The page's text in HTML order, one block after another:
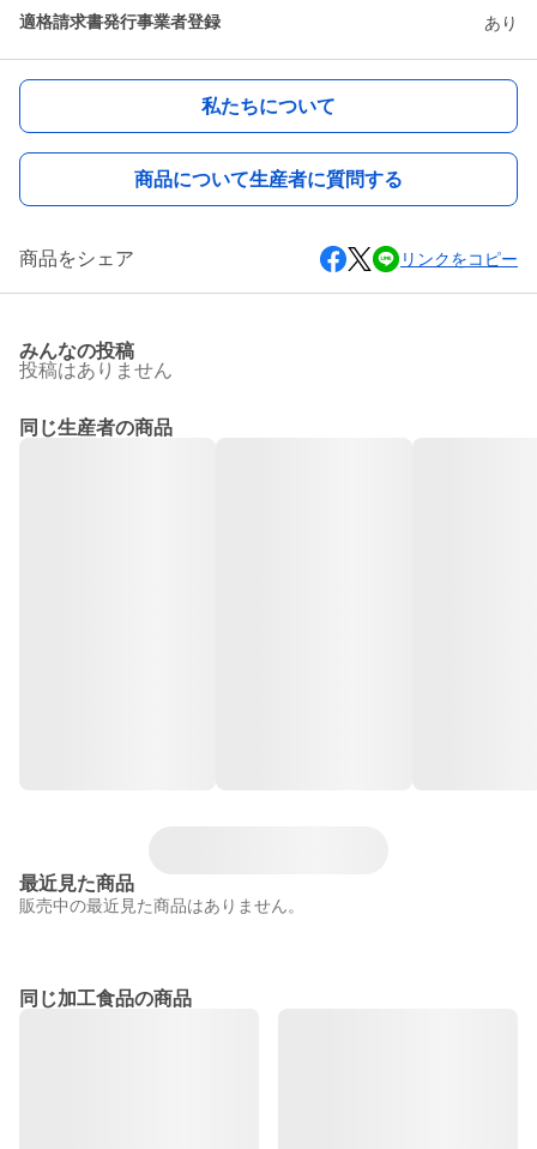
適格請求書発行事業者登録 あり
私たちについて
商品について生産者に質問する
商品をシェア リンクをコピー
みんなの投稿
投稿はありません
同じ生産者の商品
最近見た商品
販売中の最近見た商品はありません。
同じ加工食品の商品